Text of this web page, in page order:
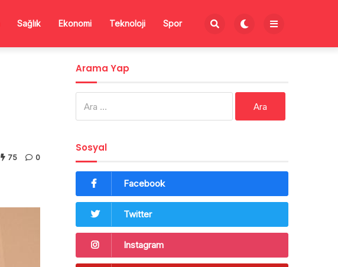
Sağlık Ekonomi Teknoloji Spor
75 0
Arama Yap
Sosyal
Facebook
Twitter
Instagram